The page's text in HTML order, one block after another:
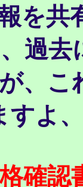
を共
過去
、こ
すよ
確認